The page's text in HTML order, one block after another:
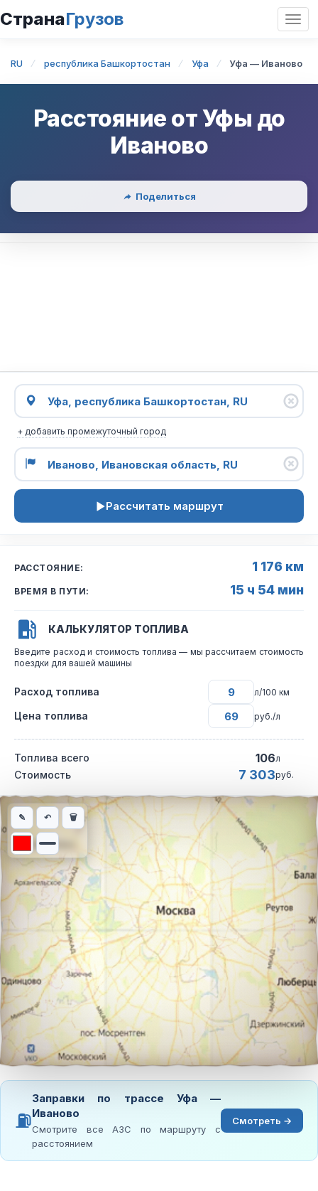
СтранаГрузов
RU республика Башкортостан Уфа Уфа — Иваново
Расстояние отУфы до
Иваново
Поделиться
+ добавить промежуточный город
Рассчитать маршрут
РАССТОЯНИЕ: 1 176 км
ВРЕМЯ В ПУТИ: 15 ч 54 мин
КАЛЬКУЛЯТОР ТОПЛИВА
Введите расход и стоимость топлива — мы рассчитаем стоимость
поездки для вашей машины
Расход топлива л/100 км
Цена топлива руб./л
Топлива всего 106л
Стоимость 7 303руб.
Интерактивная карта автомобильного маршрута из города
✎ ↶ 🗑
⛽
Заправки по трассе Уфа —
Иваново
Смотрите все АЗС по маршруту с
расстоянием
Смотреть →